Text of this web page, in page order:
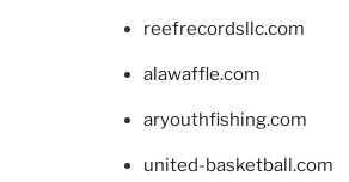
reefrecordsllc.com
alawaffle.com
aryouthfishing.com
united-basketball.com